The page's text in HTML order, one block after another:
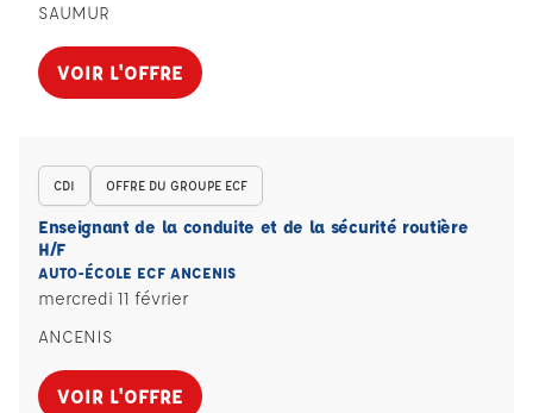
SAUMUR
VOIR L'OFFRE
CDI OFFRE DU GROUPE ECF
Enseignant de la conduite et de la sécurité routière
H/F
AUTO-ÉCOLE ECF ANCENIS
mercredi 11 février
ANCENIS
VOIR L'OFFRE